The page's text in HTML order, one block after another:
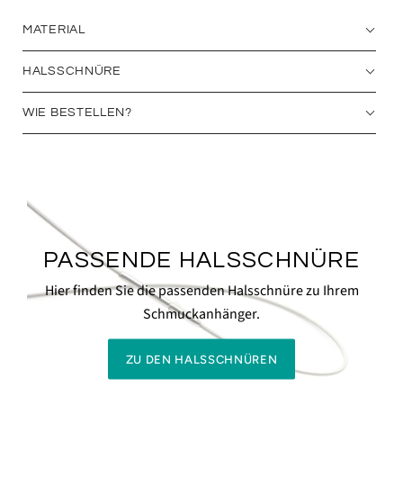
MATERIAL
HALSSCHNÜRE
WIE BESTELLEN?
PASSENDE HALSSCHNÜRE
Hier finden Sie die passenden Halsschnüre zu Ihrem
Schmuckanhänger.
ZU DEN HALSSCHNÜREN